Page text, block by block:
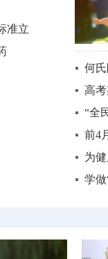
准立
何
高
“全
前4
为
学做